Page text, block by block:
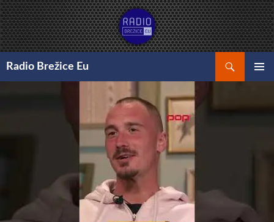
Preskoči
na
vsebino
Radio Brežice Eu